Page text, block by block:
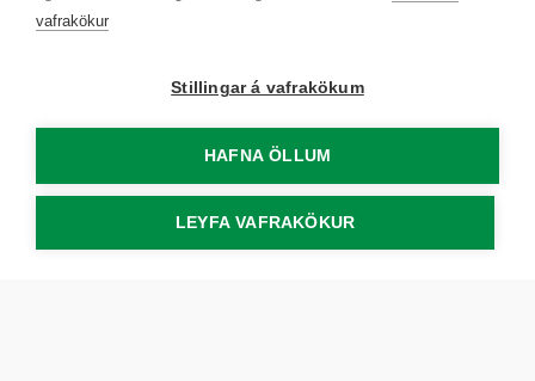
vafrakökur
Stillingar á vafrakökum
HAFNA ÖLLUM
LEYFA VAFRAKÖKUR